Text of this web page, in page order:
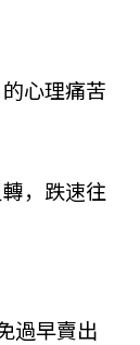
心理痛苦
，跌速往
過早賣出